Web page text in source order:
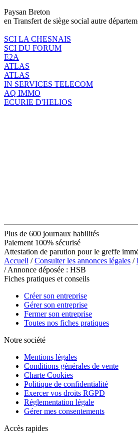
Paysan Breton
en Transfert de siège social autre
SCI LA CHESNAIS
SCI DU FORUM
E2A
ATLAS
ATLAS
IN SERVICES TELECOM
AQ IMMO
ECURIE D'HELIOS
Plus de 600 journaux habilités
Paiement 100% sécurisé
Attestation de parution pour le greffe
Accueil /Consulter les annonces légales /
/ Annonce déposée : HSB
Fiches pratiques et conseils
Créer son entreprise
Gérer son entreprise
Fermer son entreprise
Toutes nos fiches pratiques
Notre société
Mentions légales
Conditions générales de vente
Charte Cookies
Politique de confidentialité
Exercer vos droits RGPD
Réglementation légale
Gérer mes consentements
Accès rapides